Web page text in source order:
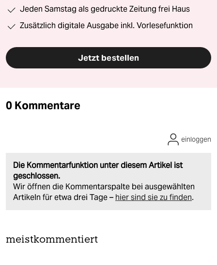
Jeden Samstag als gedruckte Zeitung frei Haus
Zusätzlich digitale Ausgabe inkl. Vorlesefunktion
Jetzt bestellen
0 Kommentare
Die Kommentarfunktion unter diesem Artikel ist
geschlossen.
Wir öffnen die Kommentarspalte bei ausgewählten
Artikeln für etwa drei Tage – hier sind sie zu finden.
einloggen
meistkommentiert